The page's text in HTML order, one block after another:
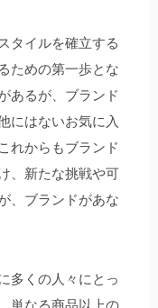
タイルを確立する
ための第一歩とな
あるが、ブランド
にはないお気に入
れからもブランド
、新たな挑戦や可
、ブランドがあな
多くの人々にとっ
単なる商品以上の